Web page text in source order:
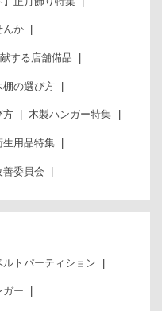
んか
する店舗備品
棚の選び方
方 木製ハンガー特集
生用品特集
善委員会
ルトパーティション
ガー